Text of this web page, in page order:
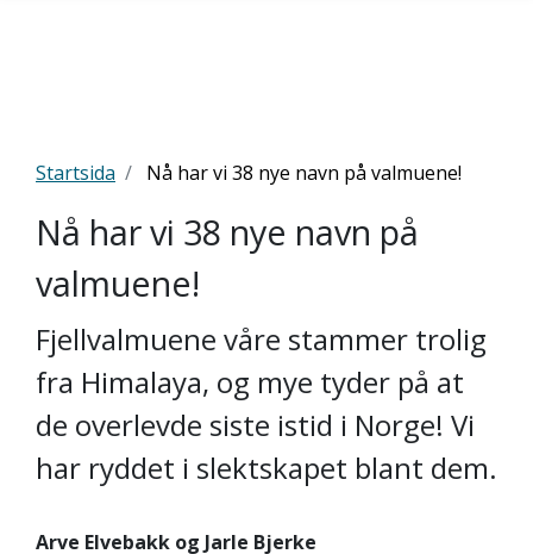
Startsida Nå har vi 38 nye navn på valmuene!
Nå har vi 38 nye navn på
valmuene!
Fjellvalmuene våre stammer trolig
fra Himalaya, og mye tyder på at
de overlevde siste istid i Norge! Vi
har ryddet i slektskapet blant dem.
Arve Elvebakk og Jarle Bjerke